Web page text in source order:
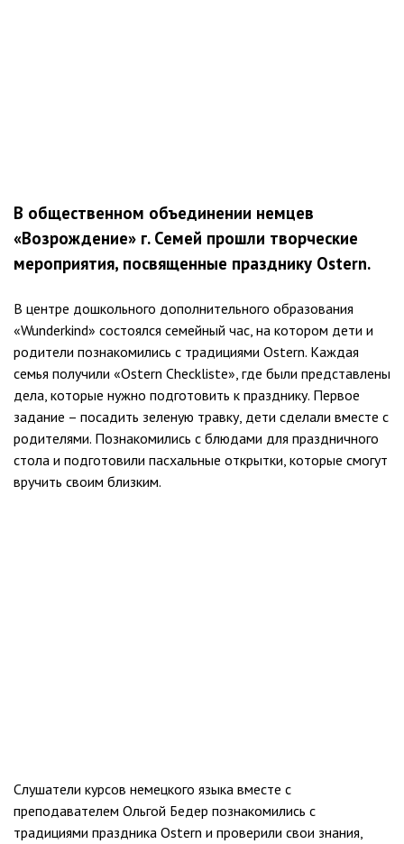
В общественном объединении немцев
«Возрождение» г. Семей прошли творческие
мероприятия, посвященные празднику Ostern.
В центре дошкольного дополнительного образования
«Wunderkind» состоялся семейный час, на котором дети и
родители познакомились с традициями Ostern. Каждая
семья получили «Ostern Checkliste», где были представлены
дела, которые нужно подготовить к празднику. Первое
задание – посадить зеленую травку, дети сделали вместе с
родителями. Познакомились с блюдами для праздничного
стола и подготовили пасхальные открытки, которые смогут
вручить своим близким.
Слушатели курсов немецкого языка вместе с
преподавателем Ольгой Бедер познакомились с
традициями праздника Ostern и проверили свои знания,